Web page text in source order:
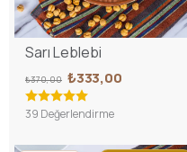
Sarı Leblebi
₺370,00 ₺333,00
39 Değerlendirme